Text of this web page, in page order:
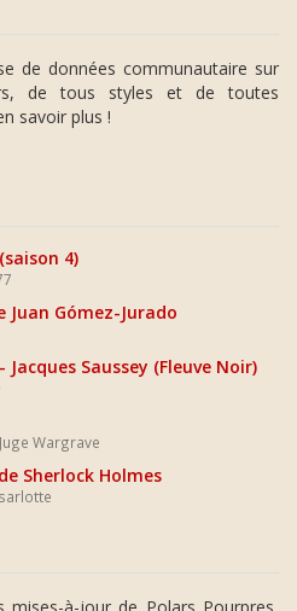
de données communautaire sur
de tous styles et de toutes
savoir plus !
4)
Juan Gómez-Jurado
Saussey (Fleuve Noir)
Wargrave
Sherlock Holmes